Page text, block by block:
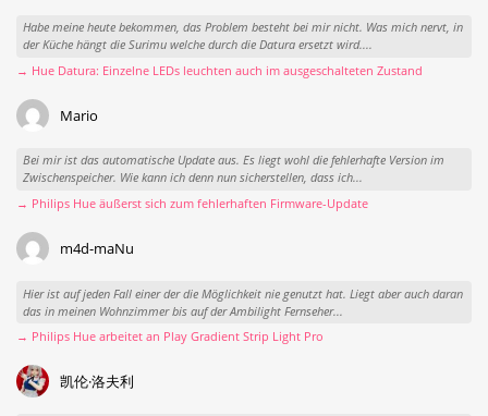
Habe meine heute bekommen, das Problem besteht bei mir nicht. Was mich nervt, in
der Küche hängt die Surimu welche durch die Datura ersetzt wird....
→ Hue Datura: Einzelne LEDs leuchten auch im ausgeschalteten Zustand
Mario
Bei mir ist das automatische Update aus. Es liegt wohl die fehlerhafte Version im
Zwischenspeicher. Wie kann ich denn nun sicherstellen, dass ich...
→ Philips Hue äußerst sich zum fehlerhaften Firmware-Update
m4d-maNu
Hier ist auf jeden Fall einer der die Möglichkeit nie genutzt hat. Liegt aber auch daran
das in meinen Wohnzimmer bis auf der Ambilight Fernseher...
→ Philips Hue arbeitet an Play Gradient Strip Light Pro
凯伦·洛夫利